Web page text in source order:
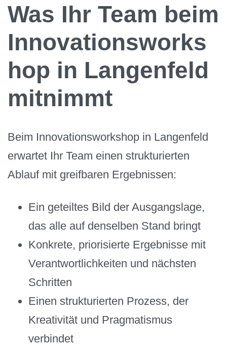
Was Ihr Team beim
Innovationsworks
hop in Langenfeld
mitnimmt
Beim Innovationsworkshop in Langenfeld
erwartet Ihr Team einen strukturierten
Ablauf mit greifbaren Ergebnissen:
Ein geteiltes Bild der Ausgangslage,
das alle auf denselben Stand bringt
Konkrete, priorisierte Ergebnisse mit
Verantwortlichkeiten und nächsten
Schritten
Einen strukturierten Prozess, der
Kreativität und Pragmatismus
verbindet